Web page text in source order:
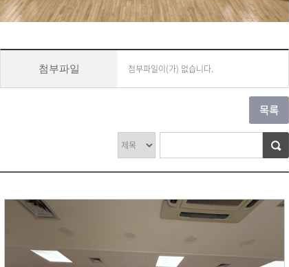
첨부파일 첨부파일이(가) 없습니다.